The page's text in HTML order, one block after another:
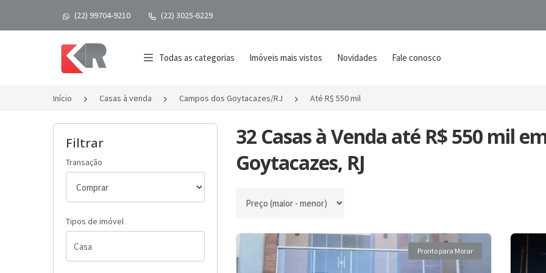
(22) 99704-9210 (22) 3025-6229
Página inicial
Todas as categorias Imóveis mais vistos Novidades Fale conosco
Início Casas à venda Campos dos Goytacazes/RJ Até R$ 550 mil
Filtrar
Transação
Tipos de imóvel
32 Casas à Venda até R$ 550 mil
Goytacazes, RJ
Ordenar por
Pronto para Morar